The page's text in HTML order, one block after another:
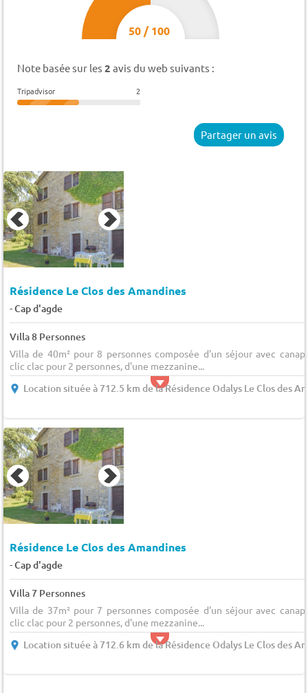
50/100
Note basée sur les 2 avis du web suivants :
Tripadvisor 2
Partager un avis
Résidence Le Clos des Amandines
-Cap d'agde
Villa 8 Personnes
Villa de 40m² pour 8 personnes composée d'un séjour avec
clic clac pour 2 personnes, d'une mezzanine...
Location située à 712.5 km de la Résidence Odalys Le Clos des
Résidence Le Clos des Amandines
-Cap d'agde
Villa 7 Personnes
Villa de 37m² pour 7 personnes composée d'un séjour avec
clic clac pour 2 personnes, d'une mezzanine...
Location située à 712.6 km de la Résidence Odalys Le Clos des